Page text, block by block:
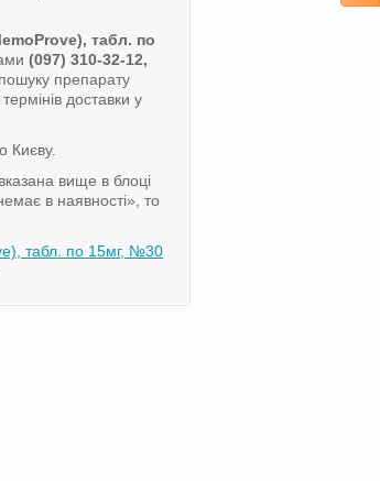
табл. по
(097) 310-32-12,
препарату
доставки у
Києву.
вказана вище в блоці
в наявності», то
табл. по 15мг, №30